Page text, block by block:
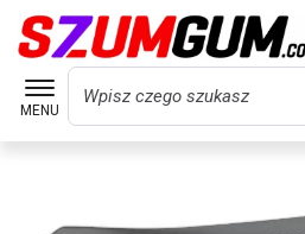
MENU
Wyszukaj